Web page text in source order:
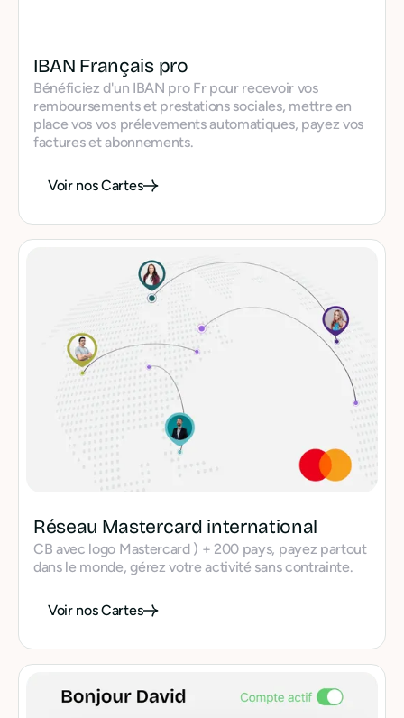
IBAN Français pro
Bénéficiez d'un IBAN pro Fr pour recevoir vos
remboursements et prestations sociales, mettre en
place vos vos prélevements automatiques, payez vos
factures et abonnements.
Voir nos Cartes
Réseau Mastercard international
CB avec logo Mastercard ) + 200 pays, payez partout
dans le monde, gérez votre activité sans contrainte.
Voir nos Cartes